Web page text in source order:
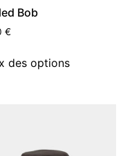
Bob
€
des options